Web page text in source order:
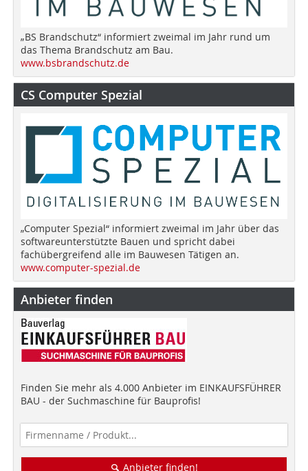
„BS Brandschutz“ informiert zweimal im Jahr rund um
das Thema Brandschutz am Bau.
www.bsbrandschutz.de
CS Computer Spezial
„Computer Spezial“ informiert zweimal im Jahr über das
softwareunterstützte Bauen und spricht dabei
fachübergreifend alle im Bauwesen Tätigen an.
www.computer-spezial.de
Anbieter finden
Finden Sie mehr als 4.000 Anbieter im EINKAUFSFÜHRER
BAU - der Suchmaschine für Bauprofis!
Anbieter finden!